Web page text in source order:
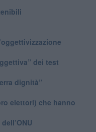
dei test
dignità”
elettori) che hanno